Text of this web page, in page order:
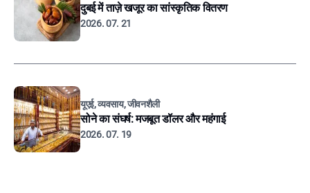
दुबई में ताज़े खजूर का सांस्कृतिक वितरण
2026. 07. 21
यूएई, व्यवसाय, जीवनशैली
सोने का संघर्ष: मजबूत डॉलर और महंगाई
2026. 07. 19